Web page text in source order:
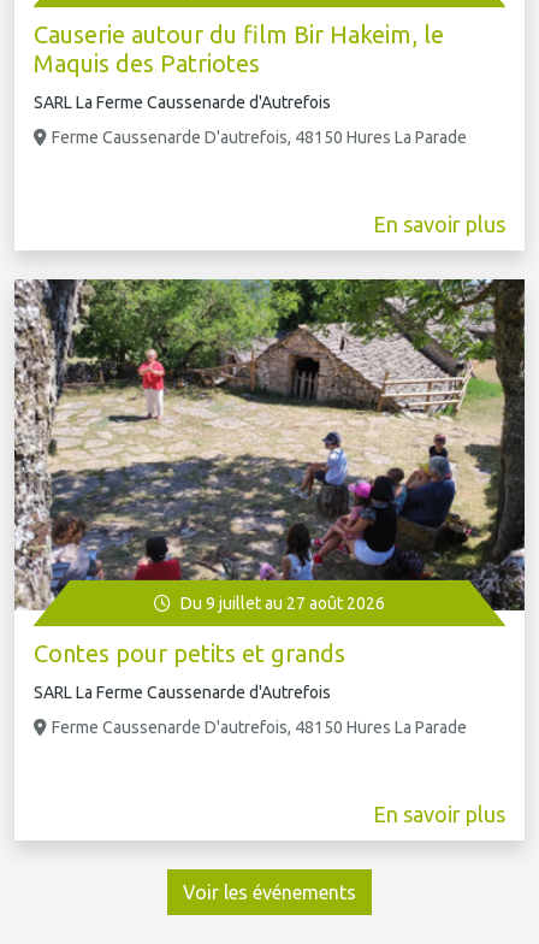
Causerie autour du film Bir Hakeim, le
Maquis des Patriotes
SARL La Ferme Caussenarde d'Autrefois
Ferme Caussenarde D'autrefois, 48150 Hures La Parade
En savoir plus
Du 9 juillet au 27 août 2026
Contes pour petits et grands
SARL La Ferme Caussenarde d'Autrefois
Ferme Caussenarde D'autrefois, 48150 Hures La Parade
En savoir plus
Voir les événements